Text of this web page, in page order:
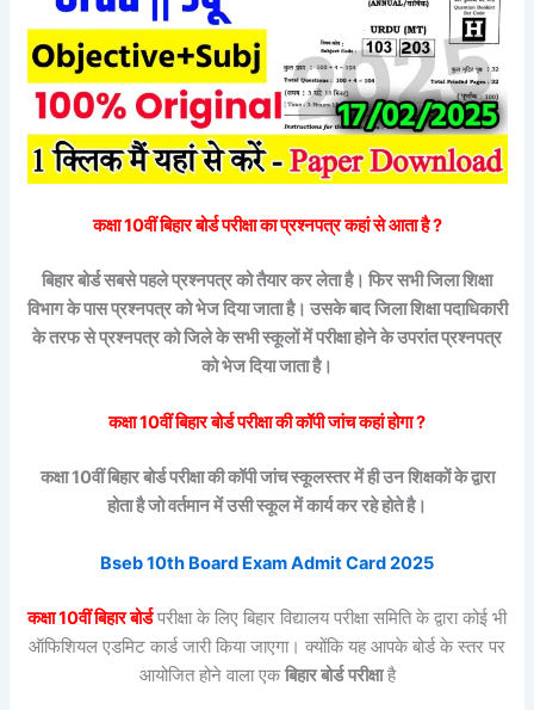
कक्षा 10वींबिहार बोर्डपरीक्षा का प्रश्नपत्र कहां से आता है ?
बिहार बोर्ड सबसे पहले प्रश्नपत्र को तैयार कर लेता है। फिर सभी जिला शिक्षा
विभाग के पास प्रश्नपत्र को भेज दिया जाता है। उसके बाद जिला शिक्षा पदाधिकारी
के तरफ से प्रश्नपत्र को जिले के सभी स्कूलों में परीक्षा होने के उपरांत प्रश्नपत्र
को भेज दिया जाता है।
कक्षा 10वींबिहार बोर्डपरीक्षा की कॉपी जांच कहां होगा ?
कक्षा 10वींबिहार बोर्डपरीक्षा की कॉपी जांच स्कूलस्तर में ही उन शिक्षकों के द्वारा
होता है जो वर्तमान में उसी स्कूल में कार्य कर रहे होते है।
Bseb 10th Board Exam Admit Card 2025
कक्षा 10वींबिहार बोर्डपरीक्षा के लिए बिहार विद्यालय परीक्षा समिति के द्वारा कोई भी
ऑफिशियल एडमिट कार्ड जारी किया जाएगा। क्योंकि यह आपके बोर्ड के स्तर पर
आयोजित होने वाला एकबिहार बोर्ड परीक्षाहै